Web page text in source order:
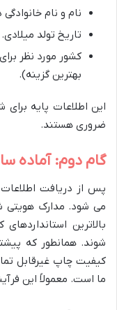
نام و نام
تاریخ تولد میلادی.
کشور مورد نظر
بهترین گزینه).
این اطلاعات پایه
ضروری هستند.
گام دوم: آماده
پس از دریافت
می شود. مدارک هویتی
بالاترین
شوند. همانطور که
کیفیت چاپ غیرقابل
ما است. معمولاً این فرآیند ۱ تا ۲ روز کاری به طول می